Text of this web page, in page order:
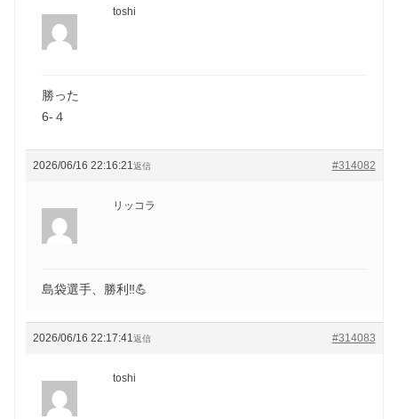
toshi
勝った
6-４
2026/06/16 22:16:21 #314082
返信
リッコラ
島袋選手、勝利‼️💪
2026/06/16 22:17:41 #314083
返信
toshi